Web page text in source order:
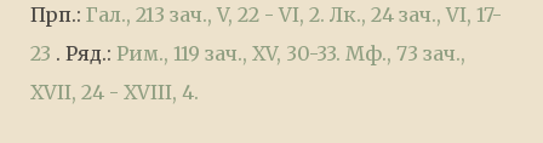
Прп.: Гал., 213 зач., V, 22 - VI, 2. Лк., 24 зач., VI, 17-
23 . Ряд.: Рим., 119 зач., XV, 30-33. Мф., 73 зач.,
XVII, 24 - XVIII, 4.